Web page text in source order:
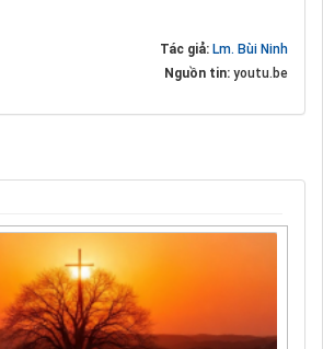
Tác giả: Lm. Bùi Ninh
Nguồn tin: youtu.be